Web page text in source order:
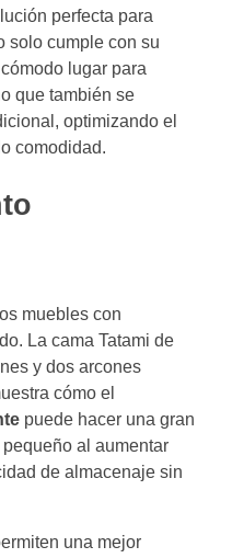
perfecta para
solo cumple con su
lugar para
que también se
optimizando el
comodidad.
muebles con
La cama Tatami de
y dos arcones
cómo el
puede hacer una gran
al aumentar
de almacenaje sin
una mejor